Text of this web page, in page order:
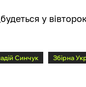
у
Синчук Збірна